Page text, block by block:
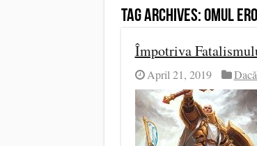
Tag Archives:omul
Împotriva
April 21, 2019